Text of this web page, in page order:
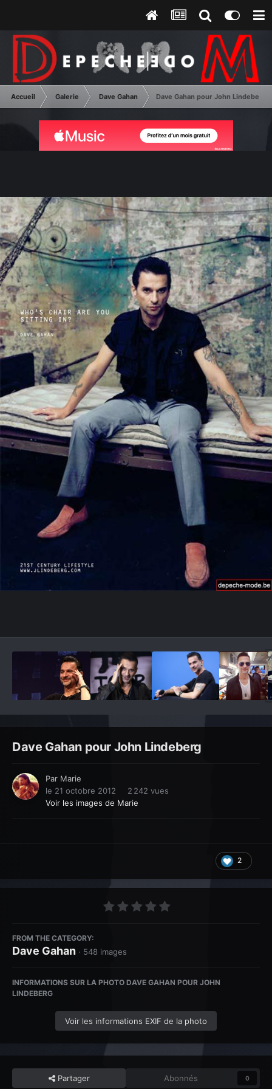
Accueil Galerie Dave Gahan Dave Gahan pour John Lindeberg
Dave Gahan pour John Lindeberg
Par Marie
le 21 octobre 2012
2 242 vues
Voir les images de Marie
2
FROM THE CATEGORY:
Dave Gahan · 548 images
INFORMATIONS SUR LA PHOTO DAVE GAHAN POUR JOHN
LINDEBERG
Voir les informations EXIF de la photo
Partager Abonnés 0